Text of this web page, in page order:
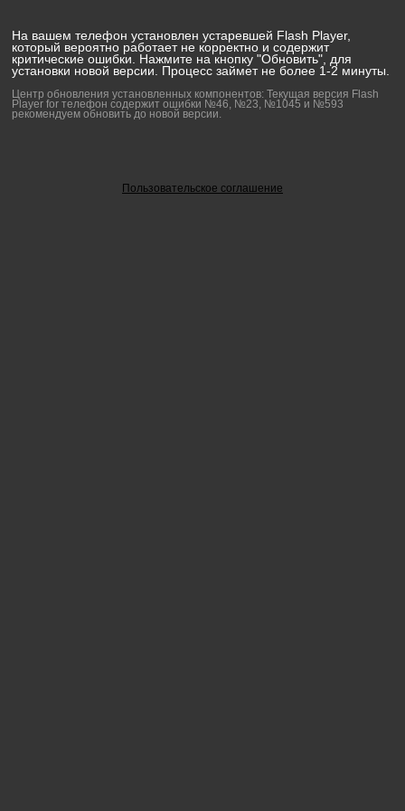
На вашем телефон установлен устаревшей Flash Player,
который вероятно работает не корректно и содержит
критические ошибки. Нажмите на кнопку "Обновить", для
установки новой версии. Процесс займет не более 1-2 минуты.
Центр обновления установленных компонентов: Текущая версия Flash
Player for телефон содержит ошибки №46, №23, №1045 и №593
рекомендуем обновить до новой версии.
Пользовательское соглашение